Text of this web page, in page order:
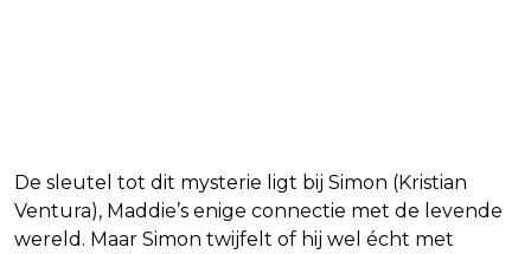
De sleutel tot dit mysterie ligt bij Simon (Kristian
Ventura), Maddie’s enige connectie met de levende
wereld. Maar Simon twijfelt of hij wel écht met